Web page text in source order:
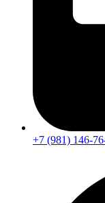
+7 (981) 146-